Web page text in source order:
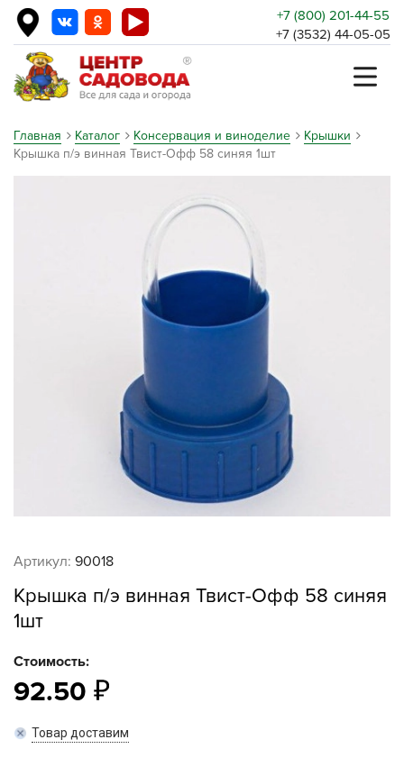
+7 (800) 201-44-55
+7 (3532) 44-05-05
Главная Каталог Консервация и виноделие
Крышки
Крышка п/э винная Твист-Офф 58 синяя 1шт
Артикул: 90018
Крышка п/э винная Твист-Офф 58 синяя
1шт
Стоимость:
92.50
Товар доставим